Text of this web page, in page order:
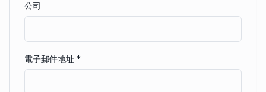
公司
電子郵件地址 *